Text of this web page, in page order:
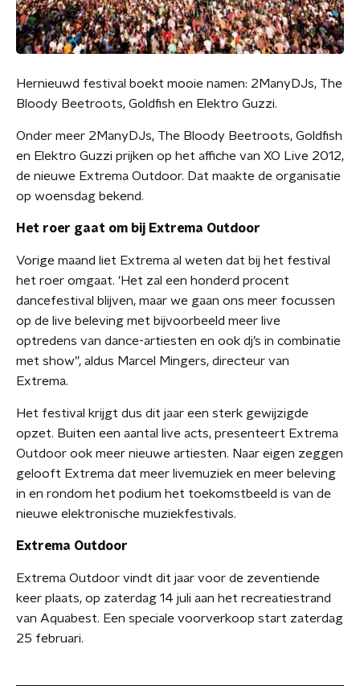
Hernieuwd festival boekt mooie namen: 2ManyDJs, The
Bloody Beetroots, Goldfish en Elektro Guzzi.
Onder meer 2ManyDJs, The Bloody Beetroots, Goldfish
en Elektro Guzzi prijken op het affiche van XO Live 2012,
de nieuwe Extrema Outdoor. Dat maakte de organisatie
op woensdag bekend.
Het roer gaat om bij Extrema Outdoor
Vorige maand liet Extrema al weten dat bij het festival
het roer omgaat. 'Het zal een honderd procent
dancefestival blijven, maar we gaan ons meer focussen
op de live beleving met bijvoorbeeld meer live
optredens van dance-artiesten en ook dj’s in combinatie
met show”, aldus Marcel Mingers, directeur van
Extrema.
Het festival krijgt dus dit jaar een sterk gewijzigde
opzet. Buiten een aantal live acts, presenteert Extrema
Outdoor ook meer nieuwe artiesten. Naar eigen zeggen
gelooft Extrema dat meer livemuziek en meer beleving
in en rondom het podium het toekomstbeeld is van de
nieuwe elektronische muziekfestivals.
Extrema Outdoor
Extrema Outdoor vindt dit jaar voor de zeventiende
keer plaats, op zaterdag 14 juli aan het recreatiestrand
van Aquabest. Een speciale voorverkoop start zaterdag
25 februari.